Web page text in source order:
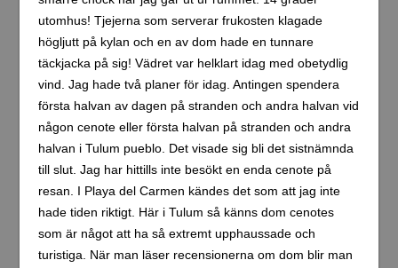
utomhus! Tjejerna som serverar frukosten klagade
högljutt på kylan och en av dom hade en tunnare
täckjacka på sig! Vädret var helklart idag med obetydlig
vind. Jag hade två planer för idag. Antingen spendera
första halvan av dagen på stranden och andra halvan vid
någon cenote eller första halvan på stranden och andra
halvan i Tulum pueblo. Det visade sig bli det sistnämnda
till slut. Jag har hittills inte besökt en enda cenote på
resan. I Playa del Carmen kändes det som att jag inte
hade tiden riktigt. Här i Tulum så känns dom cenotes
som är något att ha så extremt upphaussade och
turistiga. När man läser recensionerna om dom blir man